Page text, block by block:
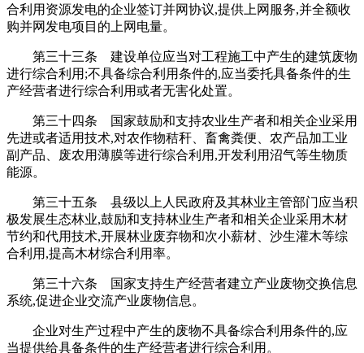
合利用资源发电的企业签订并网协议,提供上网服务,并全额收
购并网发电项目的上网电量。
第三十三条 建设单位应当对工程施工中产生的建筑废物
进行综合利用;不具备综合利用条件的,应当委托具备条件的生
产经营者进行综合利用或者无害化处置。
第三十四条 国家鼓励和支持农业生产者和相关企业采用
先进或者适用技术,对农作物秸秆、畜禽粪便、农产品加工业
副产品、废农用薄膜等进行综合利用,开发利用沼气等生物质
能源。
第三十五条 县级以上人民政府及其林业主管部门应当积
极发展生态林业,鼓励和支持林业生产者和相关企业采用木材
节约和代用技术,开展林业废弃物和次小薪材、沙生灌木等综
合利用,提高木材综合利用率。
第三十六条 国家支持生产经营者建立产业废物交换信息
系统,促进企业交流产业废物信息。
企业对生产过程中产生的废物不具备综合利用条件的,应
当提供给具备条件的生产经营者进行综合利用。